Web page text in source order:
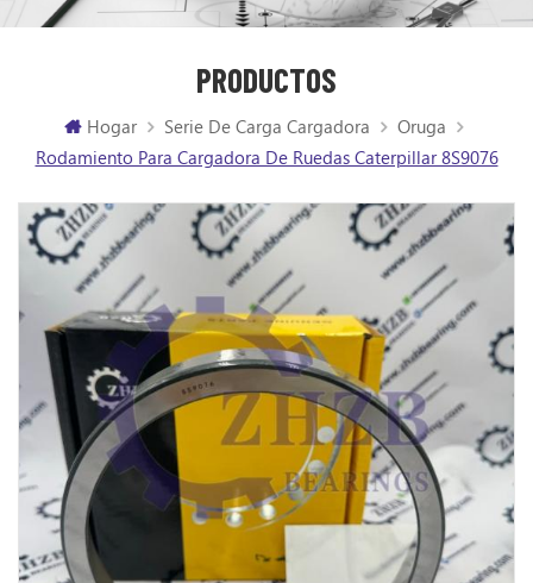
PRODUCTOS
Hogar Serie De Carga Cargadora
Oruga
Rodamiento Para Cargadora De Ruedas Caterpillar 8S9076